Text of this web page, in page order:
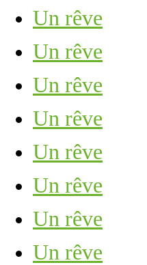
Un rêve
Un rêve
Un rêve
Un rêve
Un rêve
Un rêve
Un rêve
Un rêve